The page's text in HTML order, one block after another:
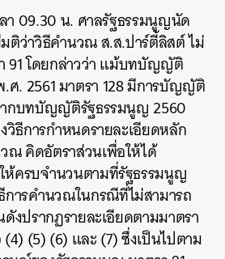
า 09.30 น. ศาลรัฐธรรมนูญนัด
ติว่าวิธีคำนวณ ส.ส.ปาร์ตี้ลิสต์ ไม่
91 โดยกล่าวว่า แม้บทบัญญัติ
ศ. 2561 มาตรา 128 มีการบัญญัติ
ากบทบัญญัติรัฐธรรมนูญ 2560
วิธีการกำหนดรายละเอียดหลัก
ณ คิดอัตราส่วนเพื่อให้ได้
ครบจำนวนตามที่รัฐธรรมนูญ
ารคำนวณในกรณีที่ไม่สามารถ
งปรากฏรายละเอียดตามมาตรา
(5) (6) และ (7) ซึ่งเป็นไปตาม